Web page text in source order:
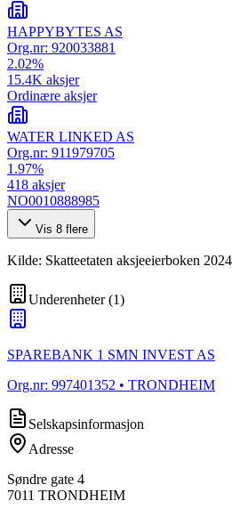
HAPPYBYTES AS
Org.nr: 920033881
2.02%
15.4K aksjer
Ordinære aksjer
WATER LINKED AS
Org.nr: 911979705
1.97%
418 aksjer
NO0010888985
Vis 8 flere
Kilde: Skatteetaten aksjeeierboken 2024
Underenheter(1)
SPAREBANK 1 SMN INVEST AS
Org.nr: 997401352 • TRONDHEIM
Selskapsinformasjon
Adresse
Søndre gate 4
7011 TRONDHEIM